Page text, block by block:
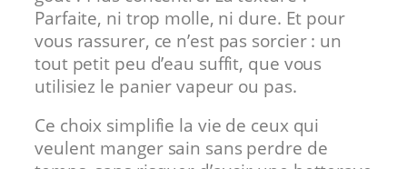
Parfaite, ni trop molle, ni dure. Et pour
vous rassurer, ce n’est pas sorcier : un
tout petit peu d’eau suffit, que vous
utilisiez le panier vapeur ou pas.
Ce choix simplifie la vie de ceux qui
veulent manger sain sans perdre de